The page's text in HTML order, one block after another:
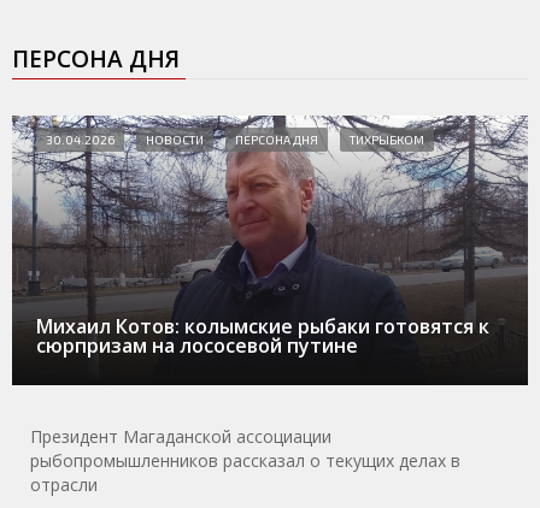
ПЕРСОНА ДНЯ
Михаил Котов: колымские рыбаки готовятся к
сюрпризам на лососевой путине
30.04.2026 НОВОСТИ ПЕРСОНА ДНЯ ТИХРЫБКОМ
Президент Магаданской ассоциации
рыбопромышленников рассказал о текущих делах в
отрасли